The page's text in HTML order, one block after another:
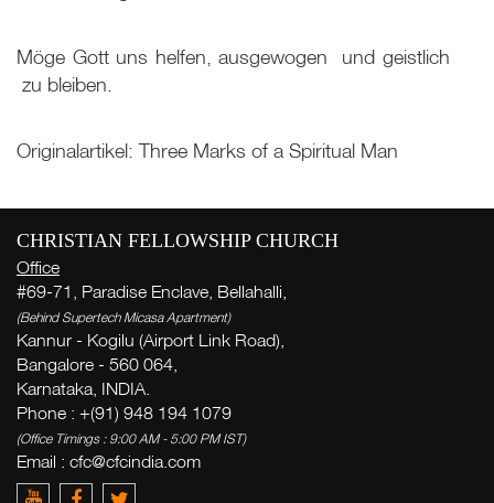
Möge Gott uns helfen, ausgewogen ­ und geistlich
­ zu bleiben.
Originalartikel: Three Marks of a Spiritual Man
CHRISTIAN FELLOWSHIP CHURCH
Office
#69-71, Paradise Enclave, Bellahalli,
(Behind Supertech Micasa Apartment)
Kannur - Kogilu (Airport Link Road),
Bangalore - 560 064,
Karnataka, INDIA.
Phone : +(91) 948 194 1079
(Office Timings : 9:00 AM - 5:00 PM IST)
Email : cfc@cfcindia.com